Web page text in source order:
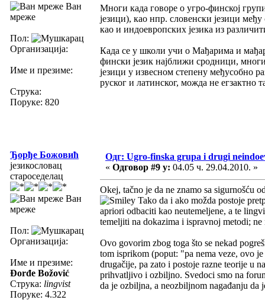
Ван
мреже
Пол:
Организација:
Име и презиме:
Струка:
Поруке: 820
Многи када говоре о угро-финској
језици), као нпр. словенски језици
као и индоевропских језика из
Када се у школи учи о Мађарима и
фински језик најближи сродници,
језици у извесном степену међусобно
руског и латинског, можда не егзактно
Ђорђе Божовић
језикословац
староседелац
Ван
мреже
Пол:
Организација:
Име и презиме:
Đorđe Božović
Струка: lingvist
Поруке: 4.322
Одг: Ugro-finska grupa i drugi
« Одговор #9 у: 04.05 ч. 29.04.2010. »
Okej, tačno je da ne znamo sa sigurnošću
Tako da i ako možda postoje
apriori odbaciti kao neutemeljene, a te
temeljiti na dokazima i ispravnoj metodi;
Ovo govorim zbog toga što se nekad
tom isprikom (poput: "pa nema veze, ovo
drugačije, pa zato i postoje razne teorije u
prihvatljivo i ozbiljno. Svedoci smo na
da je ozbiljna, a neozbiljnom nagađanju da